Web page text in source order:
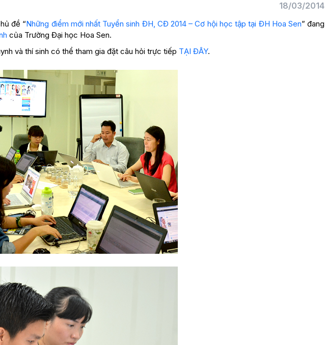
18/03/2014
đề “Những điểm mới nhất Tuyển sinh ĐH, CĐ 2014 – Cơ hội học tập tại ĐH Hoa Sen” đang
của Trường Đại học Hoa Sen.
và thí sinh có thể tham gia đặt câu hỏi trực tiếp TẠI ĐÂY.